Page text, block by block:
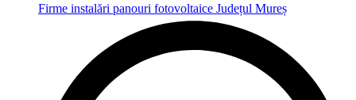
Firme instalări panouri fotovoltaice Județul Mureș